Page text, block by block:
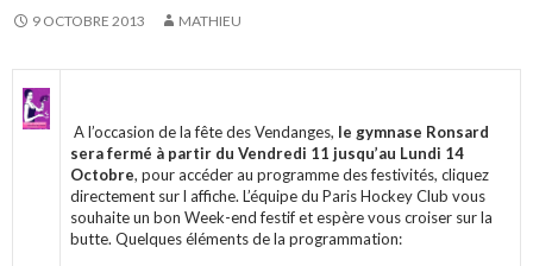
9 OCTOBRE 2013 MATHIEU
A l’occasion de la fête des Vendanges, le gymnase Ronsard
sera fermé à partir du Vendredi 11 jusqu’au Lundi 14
Octobre, pour accéder au programme des festivités, cliquez
directement sur l affiche. L’équipe du Paris Hockey Club vous
souhaite un bon Week-end festif et espère vous croiser sur la
butte. Quelques éléments de la programmation: